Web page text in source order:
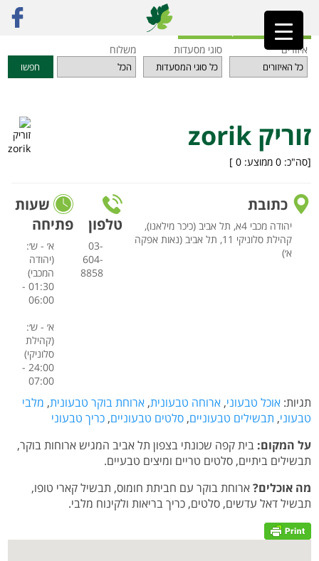
ראשי»מסעדות זוריק zorik
חזרה לאינדקס המסעדות
איזורים
סוגי מסעדות משלוח
חפשו
זוריק zorik
[סה"כ: 0 ממוצע: 0
]
כתובת
יהודה מכבי 4א, תל אביב (כיכר מילאנו),
קהילת סלוניקי 11, תל אביב (נאות אפקה
א׳)
טלפון
03-
604-
8858
שעות
פתיחה
א׳ - ש׳:
(יהודה
המכבי)
01:30 -
06:00
א׳ - ש׳:
(קהילת
סלוניקי)
24:00 -
07:00
תגיות: אוכל טבעוני, ארוחה טבעונית, ארוחת בוקר טבעונית, מלבי
טבעוני, תבשילים טבעוניים, סלטים טבעוניים, כריך טבעוני
על המקום: בית קפה שכונתי בצפון תל אביב המגיש ארוחות בוקר,
תבשילים ביתיים, סלטים טריים ומיצים טבעיים.
מה אוכלים?ארוחת בוקר עם חביתת חומוס, תבשיל קארי טופו,
תבשיל דאל עדשים, סלטים, כריך בריאות ולקינוח מלבי.